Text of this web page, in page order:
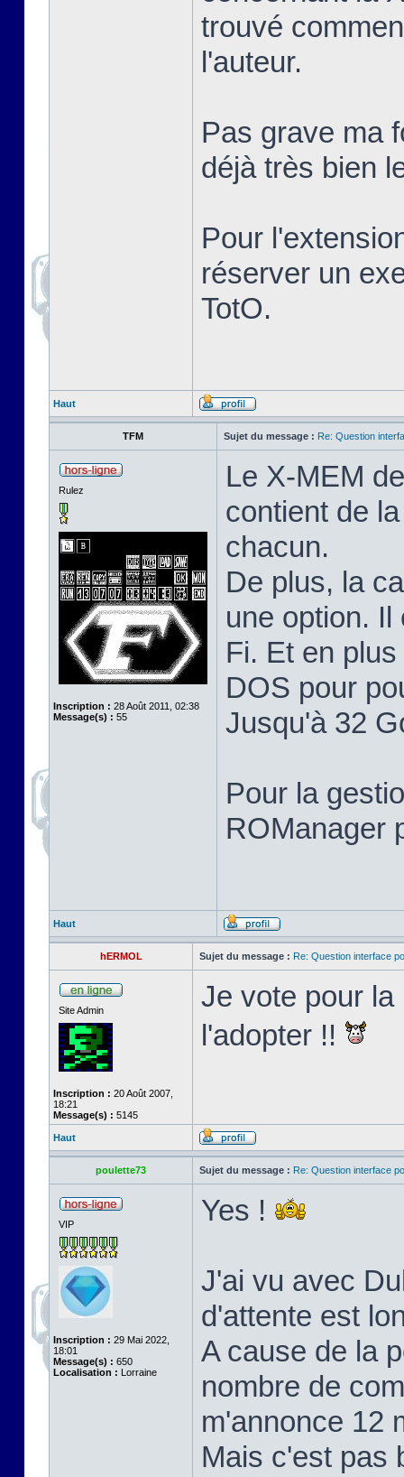
trouvé
l'auteur.
Pas grave ma
déjà très bien
Pour
réserver un
TotO.
Haut
TFM Sujet du message : Re: Question
Rulez
Inscription : 28 Août 2011, 02:38
Message(s) : 55
Le X-MEM
contient de
chacun.
De plus, la
une option.
Fi. Et en
DOS pour
Jusqu'à 32
Pour la
ROManager
Haut
hERMOL Sujet du message : Re: Question interface
Site Admin
Inscription : 20 Août 2007,
18:21
Message(s) : 5145
Je vote pour
l'adopter !!
Haut
poulette73 Sujet du message : Re: Question interface
VIP
Inscription : 29 Mai 2022,
18:01
Message(s) : 650
Localisation : Lorraine
Yes !
J'ai vu avec
d'attente est
A cause de la
nombre de
m'annonce 12
Mais c'est pas